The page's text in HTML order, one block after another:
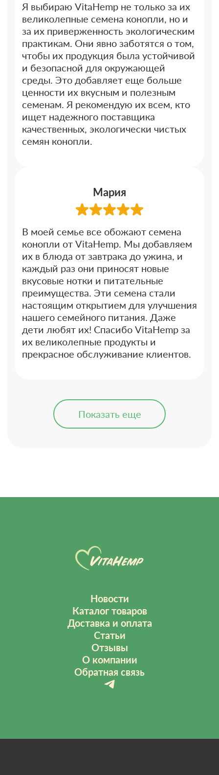
Я выбираю VitaHemp не только за их
великолепные семена конопли, но и
за их приверженность экологическим
практикам. Они явно заботятся о том,
чтобы их продукция была устойчивой
и безопасной для окружающей
среды. Это добавляет еще больше
ценности их вкусным и полезным
семенам. Я рекомендую их всем, кто
ищет надежного поставщика
качественных, экологически чистых
семян конопли.
Мария
В моей семье все обожают семена
конопли от VitaHemp. Мы добавляем
их в блюда от завтрака до ужина, и
каждый раз они приносят новые
вкусовые нотки и питательные
преимущества. Эти семена стали
настоящим открытием для улучшения
нашего семейного питания. Даже
дети любят их! Спасибо VitaHemp за
их великолепные продукты и
прекрасное обслуживание клиентов.
Показать еще
Новости
Каталог товаров
Доставка и оплата
Статьи
Отзывы
О компании
Обратная связь